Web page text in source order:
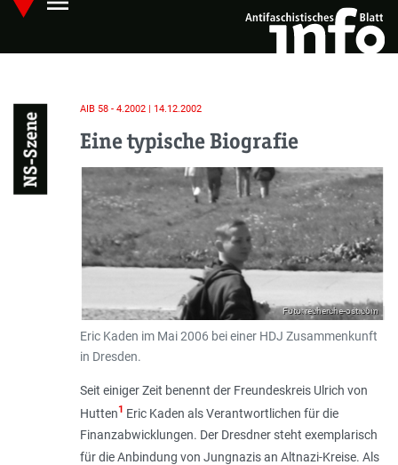
Skip
main
Hauptmenü öffnen
NS-Szene
AIB 58 - 4.2002 | 14.12.2002
Eine typische Biografie
Foto: recherche-ost.com
Eric Kaden im Mai 2006 bei einer HDJ Zusammenkunft
in Dresden.
Seit einiger Zeit benennt der Freundeskreis Ulrich von
Hutten1 Eric Kaden als Verantwortlichen für die
Finanzabwicklungen. Der Dresdner steht exemplarisch
für die Anbindung von Jungnazis an Altnazi-Kreise. Als